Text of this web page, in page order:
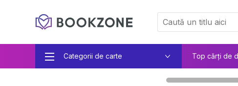
Categorii de carte Top cărți de